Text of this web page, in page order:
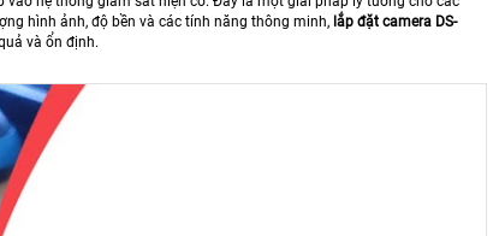
hình ảnh, độ bền và các tính năng thông minh, lắp đặt camera DS-
và ổn định.